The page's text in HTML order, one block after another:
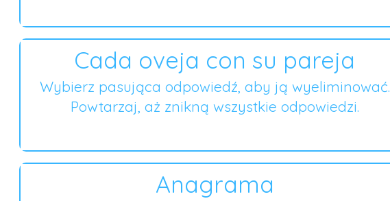
Cada oveja con su pareja
Wybierz pasująca odpowiedź, aby ją wyeliminować.
Powtarzaj, aż znikną wszystkie odpowiedzi.
Anagrama